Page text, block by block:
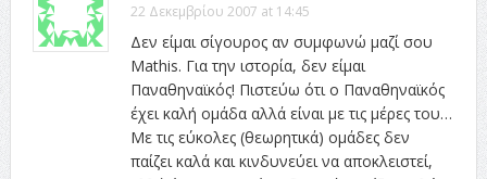
22 Δεκεμβρίου 2007 at 14:45
Δεν είμαι σίγουρος αν συμφωνώ μαζί σου
Mathis. Για την ιστορία, δεν είμαι
Παναθηναϊκός! Πιστεύω ότι ο Παναθηναϊκός
έχει καλή ομάδα αλλά είναι με τις μέρες του…
Με τις εύκολες (θεωρητικά) ομάδες δεν
παίζει καλά και κινδυνεύει να αποκλειστεί,